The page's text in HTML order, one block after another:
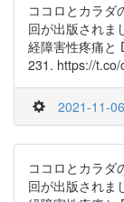
ココロとカラダ
回が出版されま
経障害性疼痛と
231. https://t.co/
2021-11-
ココロとカラダ
回が出版されま